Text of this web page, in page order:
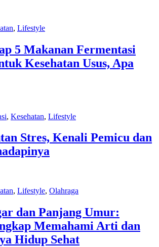
, Lifestyle
5 Makanan Fermentasi
Kesehatan Usus, Apa
, Kesehatan, Lifestyle
Stres, Kenali Pemicu dan
, Lifestyle, Olahraga
dan Panjang Umur:
Memahami Arti dan
Hidup Sehat